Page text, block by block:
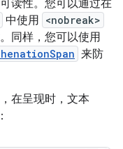
读性。您可以通过在
中使用 <nobreak>
同样，您可以使用
来防
在呈现时，文本